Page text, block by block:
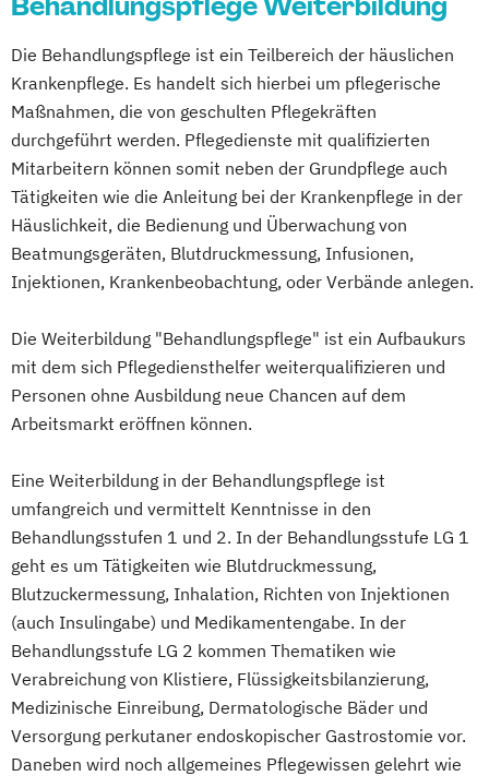
Villingen-Schwenningen
Wuppertal
Würzburg
Fachkrankenpflege
Palliative Care
Pflege- und Sozialmanager
Pflegefachkraft in der Palliativversorgung
Schmerzmanagement in der Pflege
Verfahrenspfleger
XI
Schwesternhelferin/Pflegediensthelfer
Die Behandlungspflege ist ein Teilbereich der häuslichen
Krankenpflege. Es handelt sich hierbei um pflegerische
Maßnahmen, die von geschulten Pflegekräften
durchgeführt werden. Pflegedienste mit qualifizierten
Mitarbeitern können somit neben der Grundpflege auch
Tätigkeiten wie die Anleitung bei der Krankenpflege in der
Häuslichkeit, die Bedienung und Überwachung von
Beatmungsgeräten, Blutdruckmessung, Infusionen,
Injektionen, Krankenbeobachtung, oder Verbände anlegen.
Die Weiterbildung "Behandlungspflege" ist ein Aufbaukurs
mit dem sich Pflegediensthelfer weiterqualifizieren und
Personen ohne Ausbildung neue Chancen auf dem
Arbeitsmarkt eröffnen können.
Eine Weiterbildung in der Behandlungspflege ist
umfangreich und vermittelt Kenntnisse in den
Behandlungsstufen 1 und 2. In der Behandlungsstufe LG 1
geht es um Tätigkeiten wie Blutdruckmessung,
Blutzuckermessung, Inhalation, Richten von Injektionen
(auch Insulingabe) und Medikamentengabe. In der
Behandlungsstufe LG 2 kommen Thematiken wie
Verabreichung von Klistiere, Flüssigkeitsbilanzierung,
Medizinische Einreibung, Dermatologische Bäder und
Versorgung perkutaner endoskopischer Gastrostomie vor.
Daneben wird noch allgemeines Pflegewissen gelehrt wie